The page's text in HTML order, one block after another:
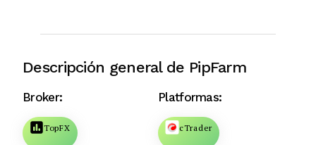
Descripción general de PipFarm
Broker:
TopFX
Platformas:
cTrader